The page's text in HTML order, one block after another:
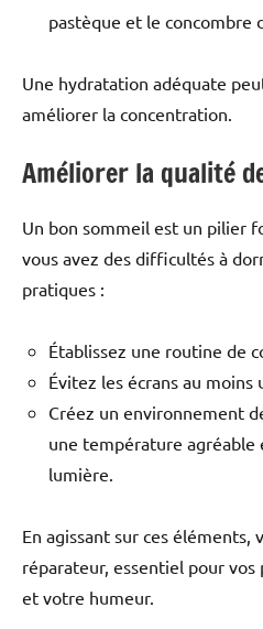
pastèque et le concombre
Une hydratation adéquate
améliorer la concentration.
Améliorer la qualité
Un bon sommeil est un pilier
vous avez des difficultés à
pratiques :
Établissez une routine de
Évitez les écrans au
Créez un environnement
une température agréable
lumière.
En agissant sur ces éléments,
réparateur, essentiel pour
et votre humeur.